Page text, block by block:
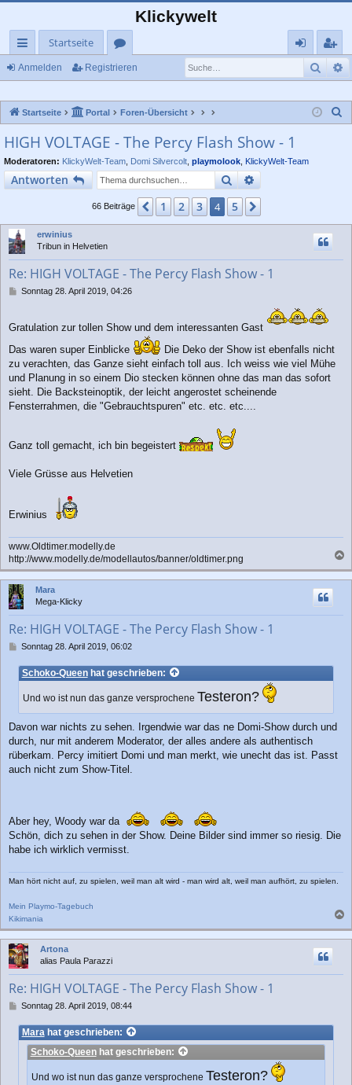
Klickywelt
ch
llz
ug
rif
f
Startseite
or
n
eg
rie
Anmelden Registrieren
Startseite Portal Foren-Übersicht
HIGH VOLTAGE - The Percy Flash Show - 1
Moderatoren: KlickyWelt-Team Domi Silvercolt playmolook KlickyWelt-Team
Antworten SucheErweiterte Suche
66 Beiträge Vorherige
1 2 3 4 5
erwinius
Tribun in Helvetien
Re: HIGH VOLTAGE - The Percy Flash Show - 1
B
t
a
g
Sonntag 28. April 2019, 04:26
Gratulation zur tollen Show und dem interessanten Gast
Das waren super Einblicke
Die Deko der Show ist ebenfalls nicht
zu verachten, das Ganze sieht einfach toll aus. Ich weiss wie viel Mühe
und Planung in so einem Dio stecken können ohne das man das sofort
sieht. Die Backsteinoptik, der leicht angerostet scheinende
Fensterrahmen, die "Gebrauchtspuren" etc. etc. etc....
Ganz toll gemacht, ich bin begeistert
Viele Grüsse aus Helvetien
Erwinius
www.Oldtimer.modelly.de
http://www.modelly.de/modellautos/banner/oldtimer.png
a
c
Mara
Mega-Klicky
Re: HIGH VOLTAGE - The Percy Flash Show - 1
B
i
t
g
Sonntag 28. April 2019, 06:02
Schoko-Queenhat geschrieben:
Und wo ist nun das ganze versprochene Testeron?
Davon war nichts zu sehen. Irgendwie war das ne Domi-Show durch und
durch, nur mit anderem Moderator, der alles andere als authentisch
rüberkam. Percy imitiert Domi und man merkt, wie unecht das ist. Passt
auch nicht zum Show-Titel.
Aber hey, Woody war da
Schön, dich zu sehen in der Show. Deine Bilder sind immer so riesig. Die
habe ich wirklich vermisst.
Man hört nicht auf, zu spielen, weil man alt wird - man wird alt, weil man aufhört, zu spielen.
Mein Playmo-Tagebuch
Kikimania
a
c
Artona
alias Paula Parazzi
Re: HIGH VOLTAGE - The Percy Flash Show - 1
B
i
t
Sonntag 28. April 2019, 08:44
Marahat geschrieben:
Schoko-Queenhat geschrieben:
Und wo ist nun das ganze versprochene Testeron?